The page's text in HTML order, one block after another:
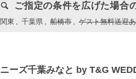
ご指定の条件を広げた場合
関東 千葉県 船橋市 ゲスト無料送迎
ニーズ千葉みなと by T&G